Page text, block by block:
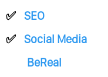
SEO
Social Media
BeReal